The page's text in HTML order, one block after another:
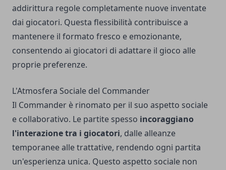
addirittura regole completamente nuove inventate
dai giocatori. Questa flessibilità contribuisce a
mantenere il formato fresco e emozionante,
consentendo ai giocatori di adattare il gioco alle
proprie preferenze.
L'Atmosfera Sociale del Commander
Il Commander è rinomato per il suo aspetto sociale
e collaborativo. Le partite spesso incoraggiano
l'interazione tra i giocatori, dalle alleanze
temporanee alle trattative, rendendo ogni partita
un'esperienza unica. Questo aspetto sociale non